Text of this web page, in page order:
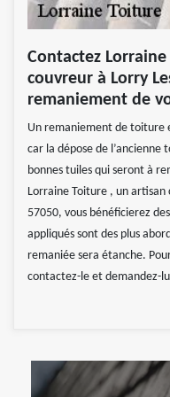
Contactez
couvreur à Lorry
remaniement de
Un remaniement de toiture
car la dépose de
bonnes tuiles qui seront à
Lorraine Toiture , un artisan
57050, vous bénéficierez
appliqués sont des plus
remaniée sera étanche.
contactez-le et demandez-